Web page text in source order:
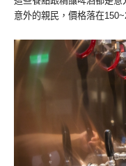
意外的親民，價格落在